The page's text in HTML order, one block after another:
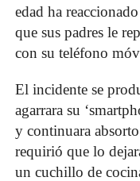
edad ha
que sus padres le
con su teléfono
El incidente se
agarrara su
y continuara
requirió que lo
un cuchillo de